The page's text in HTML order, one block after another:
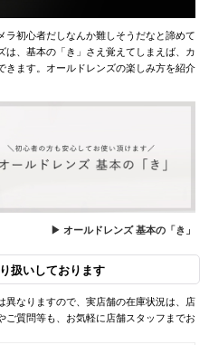
ラ初心者だしなんか難しそうだなと諦めて
は、基本の「き」さえ覚えてしまえば、カ
きます。オールドレンズの楽しみ方を紹介
▶ オールドレンズ 基本の「き」
扱いしております
異なりますので、実店舗の在庫状況は、店
ご質問等も、お気軽に店舗スタッフまでお